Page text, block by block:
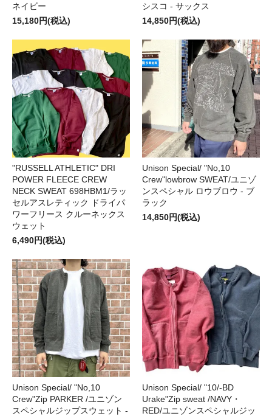
ネイビー
15,180円(税込)
シスコ - サックス
14,850円(税込)
"RUSSELL ATHLETIC" DRI
POWER FLEECE CREW
NECK SWEAT 698HBM1/ラッ
セルアスレティック ドライパ
ワーフリース クルーネックス
ウェット
6,490円(税込)
Unison Special/ "No,10
Crew"lowbrow SWEAT/ユニゾ
ンスペシャル ロウブロウ - ブ
ラック
14,850円(税込)
Unison Special/ "No,10
Crew"Zip PARKER /ユニゾン
スペシャルジップスウェット -
Unison Special/ "10/-BD
Urake"Zip sweat /NAVY・
RED/ユニゾンスペシャルジッ